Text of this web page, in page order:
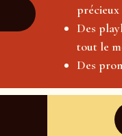
Des
tout le
Des